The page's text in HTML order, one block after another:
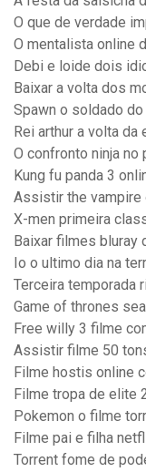
O que de verdade
O mentalista online
Debi e loide dois
Baixar a volta dos
Spawn o soldado
Rei arthur a volta da
O confronto ninja no
Kung fu panda 3
Assistir the vampire
X-men primeira
Baixar filmes bluray
Io o ultimo dia na
Terceira temporada
Game of thrones
Free willy 3 filme
Assistir filme 50
Filme hostis online
Filme tropa de elite
Pokemon o filme
Filme pai e filha
Torrent fome de